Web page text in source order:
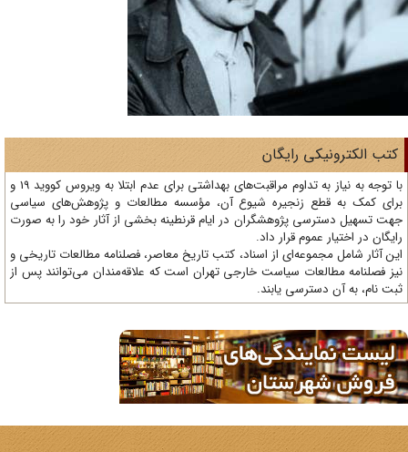
الکترونیکی رایگان
با توجه به نیاز به تداوم مراقبت‌های بهداشتی برای عدم ابتلا به ویروس کووید 19 و
کمک به قطع زنجیره شیوع آن، مؤسسه مطالعات و پژوهش‌های سیاسی
تسهیل دسترسی پژوهشگران در ایام قرنطینه بخشی از آثار خود را به صورت
در اختیار عموم قرار داد.
آثار شامل مجموعه‌ای از اسناد، کتب تاریخ معاصر، فصلنامه‌ مطالعات تاریخی و
فصلنامه مطالعات سیاست خارجی تهران است که علاقه‌مندان می‌توانند پس از
نام، به آن دسترسی یابند.